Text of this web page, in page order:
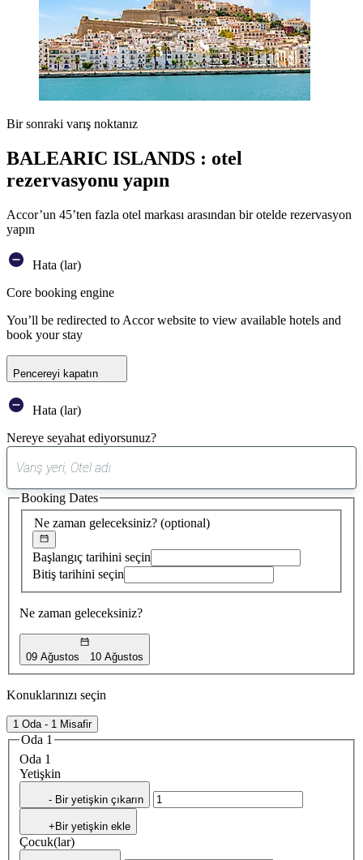
Bir sonraki varış noktanız
BALEARIC ISLANDS : otel
rezervasyonu yapın
Accor’un 45’ten fazla otel markası arasından bir otelde rezervasyon
yapın
Hata (lar)
Core booking engine
You’ll be redirected to Accor website to view available hotels and
book your stay
Pencereyi kapatın
Hata (lar)
Nereye seyahat ediyorsunuz?
öneri
bulundu
Ne zaman geleceksiniz? (optional)
Başlangıç tarihini seçin
Bitiş tarihini seçin
Ne zaman geleceksiniz?
09 Ağustos 10 Ağustos
Booking Dates
Konuklarınızı seçin
1 Oda - 1 Misafir
Oda 1
Oda 1
Yetişkin
- Bir yetişkin çıkarın
+Bir yetişkin ekle
Çocuk(lar)